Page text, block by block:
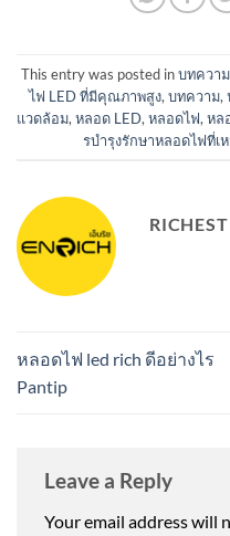
This entry was posted inบทความ
ไฟ LED ที่มีคุณภาพสูง, บทความ,
แวดล้อม, หลอด LED, หลอดไฟ, หล
รบำรุงรักษาหลอดไฟที่เ
RICHEST
หลอดไฟ led rich ดีอย่างไร
Pantip
Leave a Reply
Your email address will